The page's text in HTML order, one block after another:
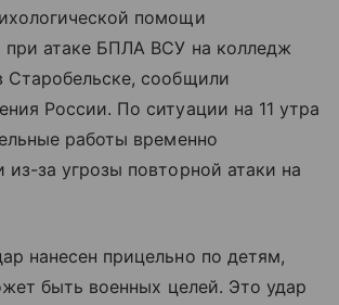
помощи
атаке БПЛА ВСУ на колледж
сообщили
России. По ситуации на 11 утра
работы временно
из-за угрозы повторной атаки на
нанесен прицельно по детям,
быть военных целей. Это удар